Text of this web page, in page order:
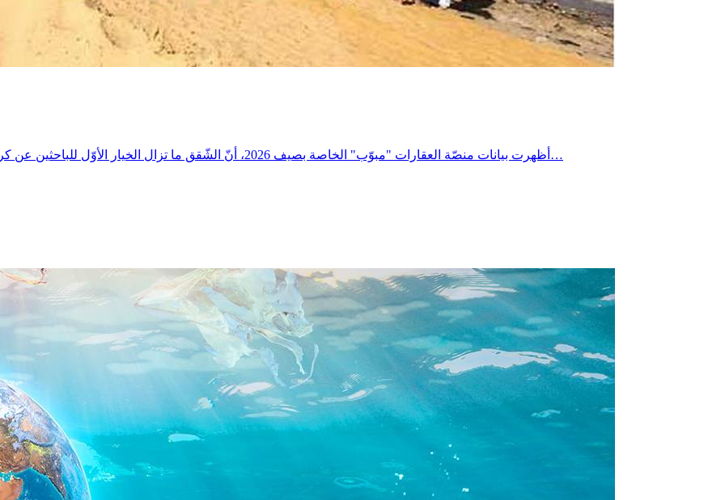
أظهرت بيانات منصّة العقارات "مبوّب" الخاصة بصيف 2026، أنّ الشّقق ما تزال الخيار الأوّل للباحثين عن كراء مساكن لقضاء العطلة الصيفية، في حين تواصل جهة الوطن القبلي…